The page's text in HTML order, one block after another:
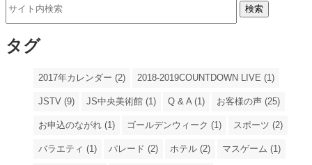
タグ
2017年カレンダー (2) 2018-2019COUNTDOWN LIVE (1)
JSTV (9) JS中央美術館 (1) Q & A (1) お客様の声 (25)
お申込のながれ (1) ゴールデンウィーク (1) スポーツ (2)
バラエティ (1) パレード (2) ホテル (2) マスゲーム (1)